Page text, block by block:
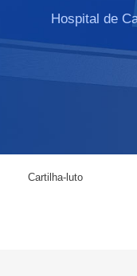
Hospital de
Cartilha-luto